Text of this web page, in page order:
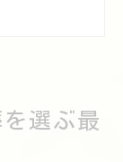
背景
と手順
知ろう
選ぶ最